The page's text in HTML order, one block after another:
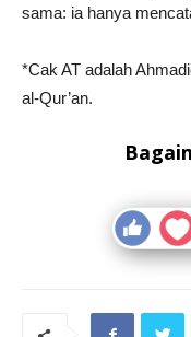
sama: ia hanya
*Cak AT adalah
al-Qur’an.